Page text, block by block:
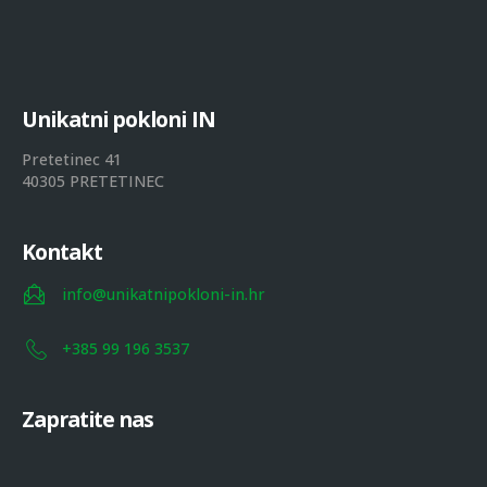
Unikatni pokloni IN
Pretetinec 41
40305 PRETETINEC
Kontakt
info@unikatnipokloni-in.hr
+385 99 196 3537
Zapratite nas